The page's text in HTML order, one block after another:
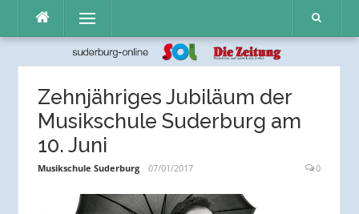
Inhalt
Menü
Zehnjähriges Jubiläum der
Musikschule Suderburg am
10. Juni
Musikschule Suderburg 07/01/2017 0